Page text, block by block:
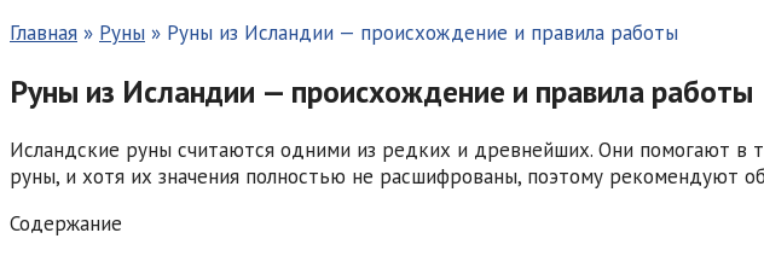
Главная » Руны » Руны из Исландии — происхождение и правила работы
Руны из Исландии — происхождение и правила работы
Исландские руны считаются одними из редких и древнейших. Они помогают в
руны, и хотя их значения полностью не расшифрованы, поэтому рекомендуют
Содержание